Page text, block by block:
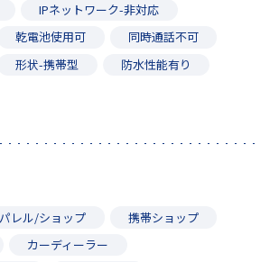
IPネットワーク-非対応
乾電池使用可
同時通話不可
形状-携帯型
防水性能有り
レル/ショップ
携帯ショップ
カーディーラー